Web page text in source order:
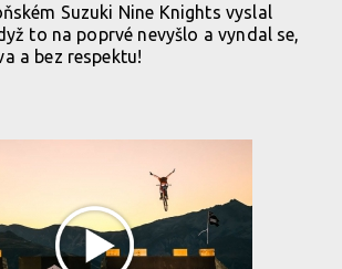
Suzuki Nine Knights vyslal
to na poprvé nevyšlo a vyndal se,
a bez respektu!